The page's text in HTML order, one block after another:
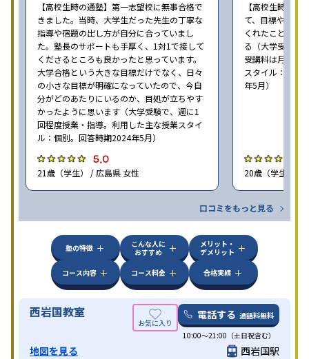
【高校生時の通塾】第一志望校に無事合格で
きました。当時、大学生だった先生の丁寧な
指導や宿題の出し方が自分に合っていまし
た。塾長のサポートも手厚く、1対1で接して
くださるところも良かったと思っています。
大学合格という大きな目標だけでなく、日々
の小さな目標が明確になっていたので、今自
分がどのあたりにいるのか、目処が立ちやす
かったように思います（大学受験で、週に1
回程度授業・指導。利用した主な授業スタイ
ル：個別。回答時期2024年5月）
5.0
21歳（学生） / 広島県 女性
【高校生時の通
て、目標や勉強
くれたことが、
る（大学受験で
受講料は月
スタイル：個別
年5月）
20歳（学生） /
口コミをもっと見る
塾の特徴
こんな人に
おすすめ
メリット・
デメリット
コース内容
コース料金 合格実績
西岩国教室 電話する 通話料無料
10:00〜21:00（土日祝含む）
地図を見る 西岩国駅